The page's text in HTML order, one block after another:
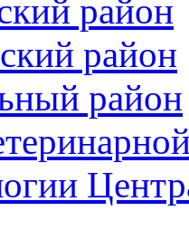
район
район
район